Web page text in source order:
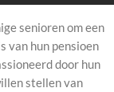
senioren om een
van hun pensioen
door hun
stellen van